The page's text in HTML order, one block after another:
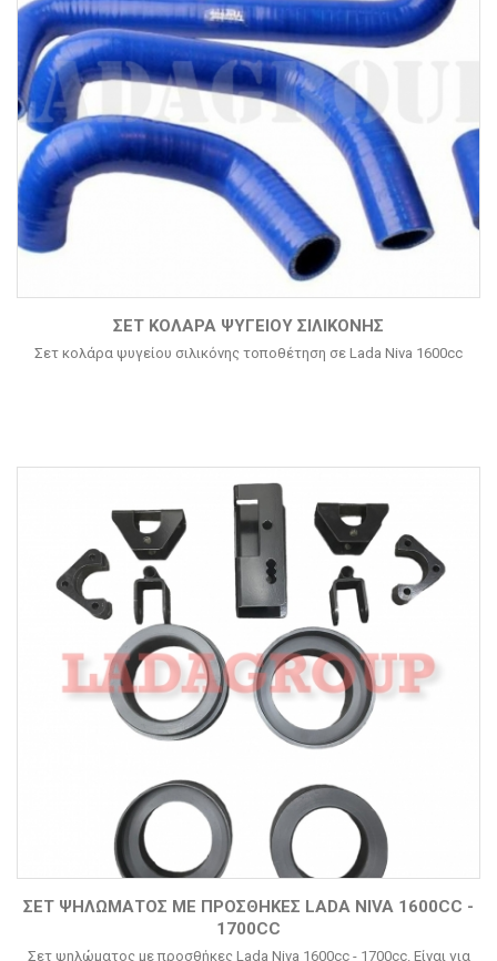
ΣΕΤ ΚΟΛΆΡΑ ΨΥΓΕΊΟΥ ΣΙΛΙΚΌΝΗΣ
Σετ κολάρα ψυγείου σιλικόνης τοποθέτηση σε Lada Niva 1600cc
ΣΕΤ ΨΗΛΏΜΑΤΟΣ ΜΕ ΠΡΟΣΘΉΚΕΣ LADA NIVA 1600CC -
1700CC
Σετ ψηλώματος με προσθήκες Lada Niva 1600cc - 1700cc. Είναι για